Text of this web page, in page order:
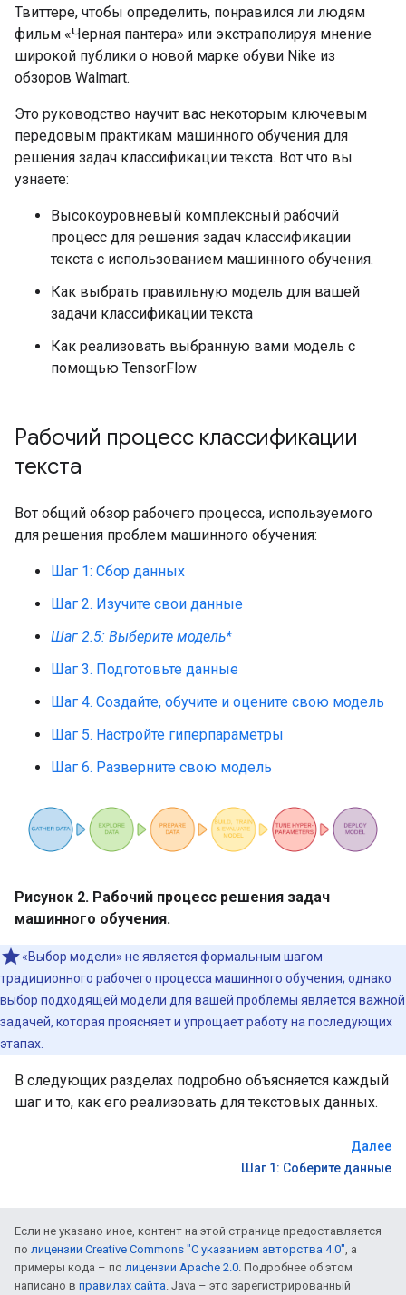
Твиттере, чтобы определить, понравился ли людям
фильм «Черная пантера» или экстраполируя мнение
широкой публики о новой марке обуви Nike из
обзоров Walmart.
Это руководство научит вас некоторым ключевым
передовым практикам машинного обучения для
решения задач классификации текста. Вот что вы
узнаете:
Высокоуровневый комплексный рабочий
процесс для решения задач классификации
текста с использованием машинного обучения.
Как выбрать правильную модель для вашей
задачи классификации текста
Как реализовать выбранную вами модель с
помощью TensorFlow
Рабочий процесс классификации
текста
Вот общий обзор рабочего процесса, используемого
для решения проблем машинного обучения:
Шаг 1: Сбор данных
Шаг 2. Изучите свои данные
Шаг 2.5: Выберите модель*
Шаг 3. Подготовьте данные
Шаг 4. Создайте, обучите и оцените свою модель
Шаг 5. Настройте гиперпараметры
Шаг 6. Разверните свою модель
Рисунок 2. Рабочий процесс решения задач
машинного обучения.
«Выбор модели» не является формальным шагом
традиционного рабочего процесса машинного обучения; однако
выбор подходящей модели для вашей проблемы является важной
задачей, которая проясняет и упрощает работу на последующих
этапах.
В следующих разделах подробно объясняется каждый
шаг и то, как его реализовать для текстовых данных.
Далее
Шаг 1: Соберите данные
Если не указано иное, контент на этой странице предоставляется
по лицензии Creative Commons "С указанием авторства 4.0" , а
примеры кода – по лицензии Apache 2.0 . Подробнее об этом
написано в правилах сайта . Java – это зарегистрированный